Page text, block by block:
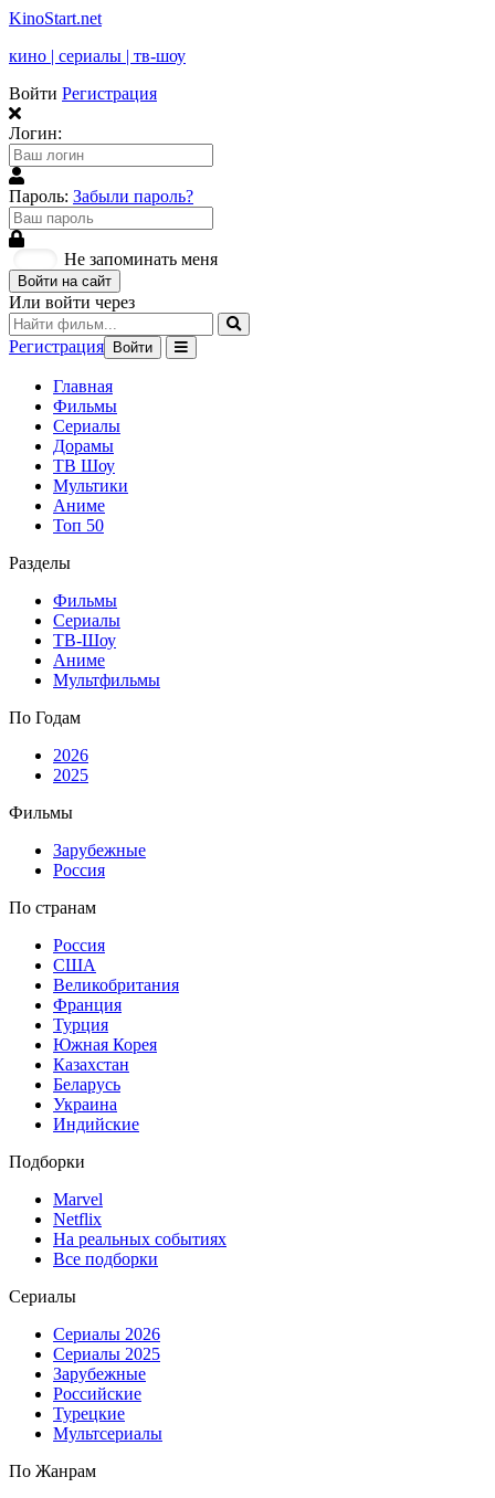
KinoStart.net
кино | сериалы | тв-шоу
Войти Регистрация
Логин:
Пароль: Забыли пароль?
Не запоминать меня
Войти на сайт
Или войти через
Регистрация Войти
Главная
Фильмы
Сериалы
Дорамы
ТВ Шоу
Мультики
Аниме
Топ 50
Разделы
Фильмы
Сериалы
ТВ-Шоу
Аниме
Мультфильмы
По Годам
2026
2025
Фильмы
Зарубежные
Россия
По странам
Россия
США
Великобритания
Франция
Турция
Южная Корея
Казахстан
Беларусь
Украина
Индийские
Подборки
Marvel
Netflix
На реальных событиях
Все подборки
Сериалы
Сериалы 2026
Сериалы 2025
Зарубежные
Российские
Турецкие
Мультсериалы
По Жанрам